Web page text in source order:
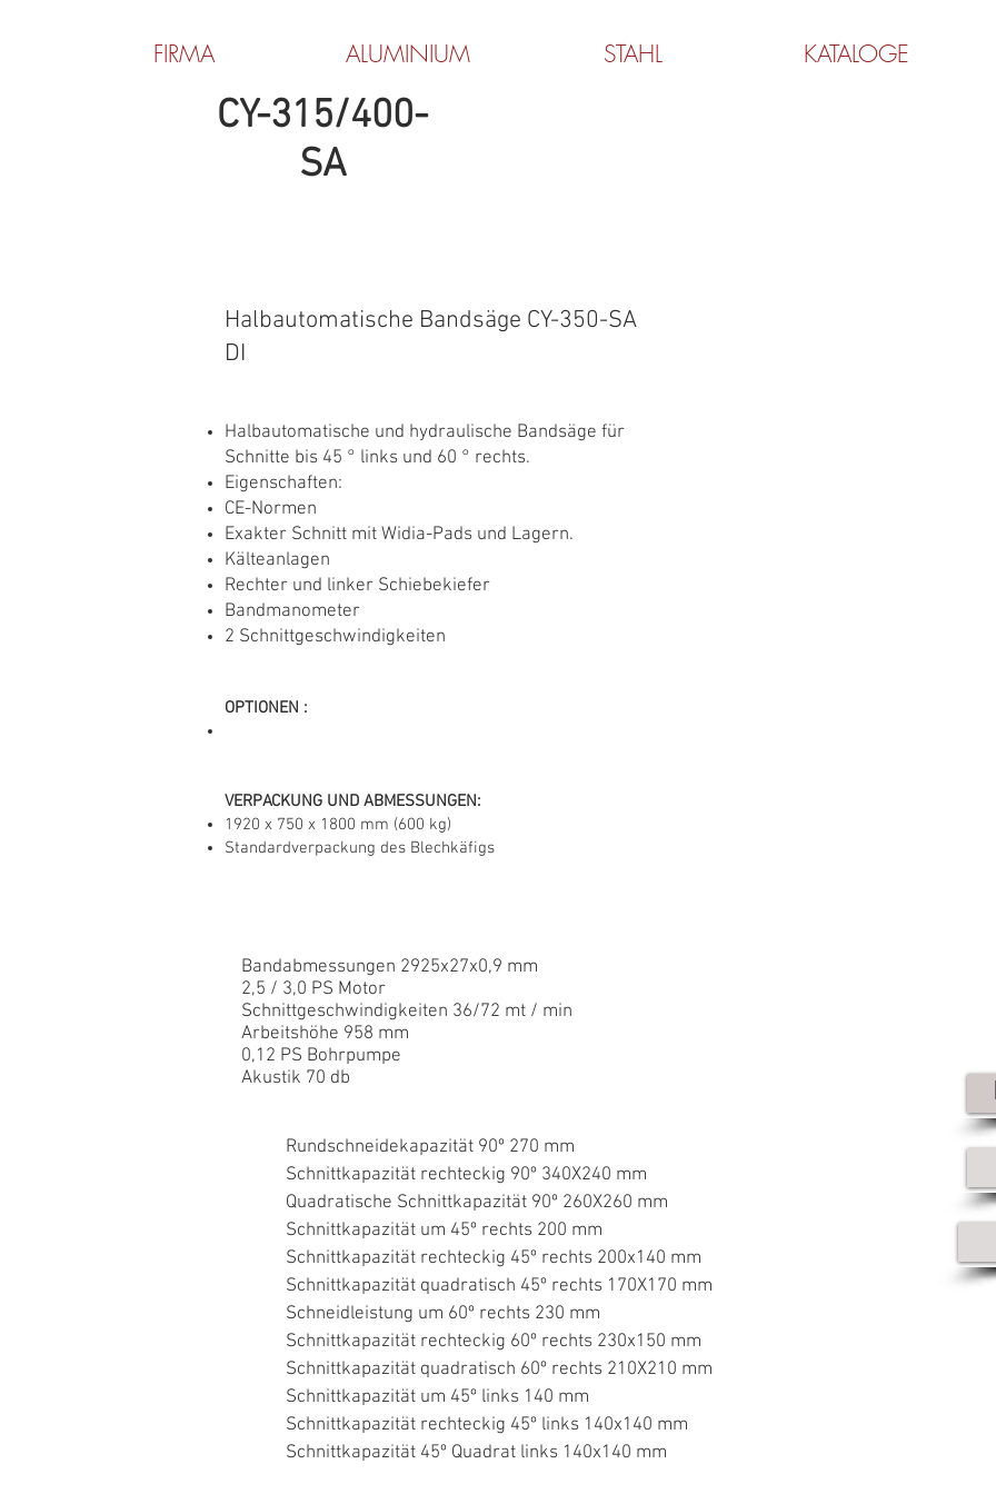
FIRMA ALUMINIUM STAHL KATALOGE
CY-315/400-
SA
Halbautomatische Bandsäge CY-350-SA
DI
Halbautomatische und hydraulische Bandsäge für
Schnitte bis 45 ° links und 60 ° rechts.
Eigenschaften:
CE-Normen
Exakter Schnitt mit Widia-Pads und Lagern.
Kälteanlagen
Rechter und linker Schiebekiefer
Bandmanometer
2 Schnittgeschwindigkeiten
OPTIONEN :
VERPACKUNG UND ABMESSUNGEN:
1920 x 750 x 1800 mm (600 kg)
Standardverpackung des Blechkäfigs
Bandabmessungen 2925x27x0,9 mm
2,5 / 3,0 PS Motor
Schnittgeschwindigkeiten 36/72 mt / min
Arbeitshöhe 958 mm
0,12 PS Bohrpumpe
Akustik 70 db
Rundschneidekapazität 90º 270 mm
Schnittkapazität rechteckig 90º 340X240 mm
Quadratische Schnittkapazität 90º 260X260 mm
Schnittkapazität um 45º rechts 200 mm
Schnittkapazität rechteckig 45º rechts 200x140 mm
Schnittkapazität quadratisch 45º rechts 170X170 mm
Schneidleistung um 60º rechts 230 mm
Schnittkapazität rechteckig 60º rechts 230x150 mm
Schnittkapazität quadratisch 60º rechts 210X210 mm
Schnittkapazität um 45º links 140 mm
Schnittkapazität rechteckig 45º links 140x140 mm
Schnittkapazität 45º Quadrat links 140x140 mm